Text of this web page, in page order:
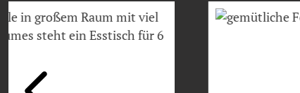
Bildslider, der automatisch bzw. durch Klick auf links/